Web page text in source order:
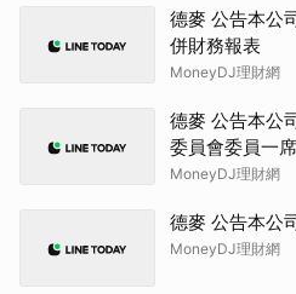
德麥 公告本公
併財務報表
MoneyDJ理財網
德麥 公告本公
委員會委員一席
MoneyDJ理財網
德麥 公告本公
MoneyDJ理財網